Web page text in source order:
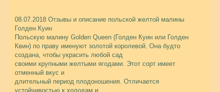
08.07.2018 Отзывы и описание польской желтой малины
Голден Куин
Польскую малину Golden Queen (Голден Куин или Голден
Квин) по праву именуют золотой королевой. Она будто
создана, чтобы украсить любой сад
своими крупными желтыми ягодами. Этот сорт имеет
отменный вкус и
длительный период плодоношения. Отличается
устойчивостью к холодам и